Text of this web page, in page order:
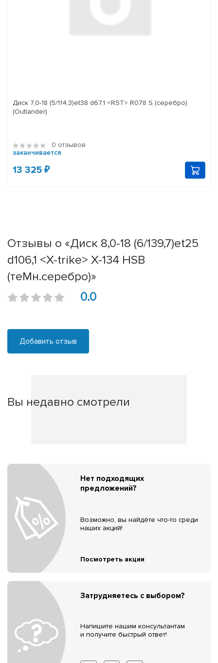
Диск 7,0-18 (5/114,3)et38 d67,1 <RST> R078 S (серебро)
(Outlander)
0 отзывов
заканчивается
13 325 ₽
Отзывы о «Диск 8,0-18 (6/139,7)et25
d106,1 <X-trike> X-134 HSB
(теMн.серебро)»
0.0
Добавить отзыв
Вы недавно смотрели
Нет подходящих
предложений?
Возможно, вы найдёте что-то среди
наших акций!
Посмотреть акции
Затрудняетесь с выбором?
Напишите нашим консультантам
и получите быстрый ответ!